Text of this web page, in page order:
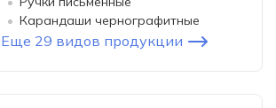
Карандаши чернографитные
Еще 29 видов продукции